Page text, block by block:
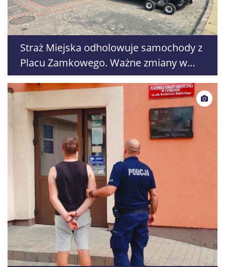
Straż Miejska odholowuje samochody z
Placu Zamkowego. Ważne zmiany w
ruchu